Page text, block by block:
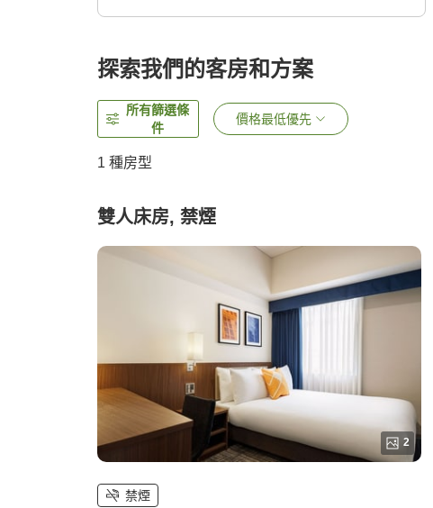
探索我們的客房和方案
所有篩選條
件
價格最低優先
1 種房型
雙人床房, 禁煙
2
禁煙